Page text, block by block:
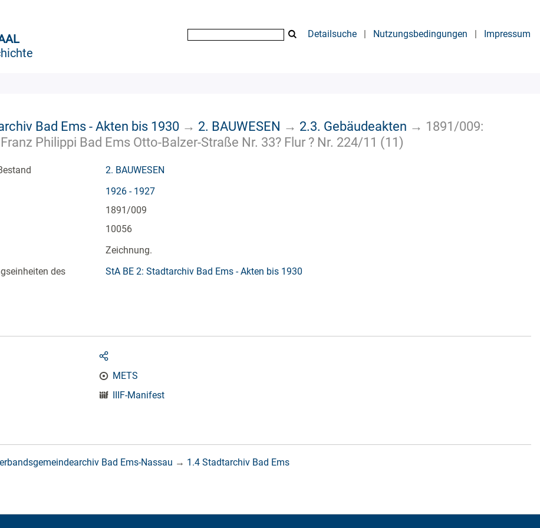
Detailsuche | Nutzungsbedingungen | Impressum
Bad Ems - Akten bis 1930 → 2. BAUWESEN → 2.3. Gebäudeakten → 1891/009:
Philippi Bad Ems Otto-Balzer-Straße Nr. 33? Flur ? Nr. 224/11 (11)
2. BAUWESEN
1926 - 1927
1891/009
10056
Zeichnung.
des
StA BE 2: Stadtarchiv Bad Ems - Akten bis 1930
METS
IIIF-Manifest
Bad Ems-Nassau → 1.4 Stadtarchiv Bad Ems